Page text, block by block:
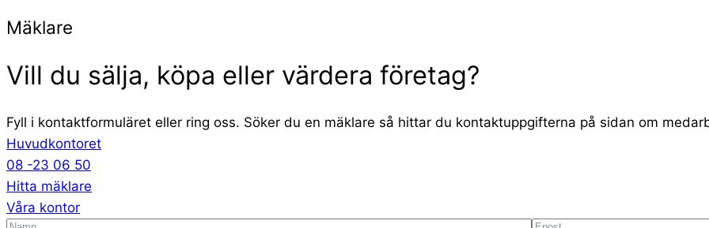
Mäklare
Vill du sälja, köpa eller värdera företag?
Fyll i kontaktformuläret eller ring oss. Söker du en mäklare så hittar du kontaktuppgifterna på sidan om
Huvudkontoret
08 -23 06 50
Hitta mäklare
Våra kontor